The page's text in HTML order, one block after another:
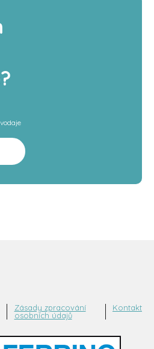
Zásady zpracování
osobních údajů
Kontakt